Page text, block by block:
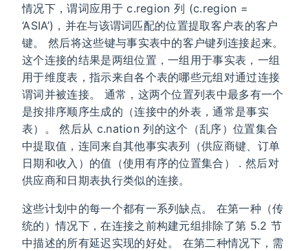
情况下，谓词应用于 c.region 列 (c.region =
‘ASIA’)，并在与该谓词匹配的位置提取客户表的客户
键。 然后将这些键与事实表中的客户键列连接起来。
这个连接的结果是两组位置，一组用于事实表，一组
用于维度表，指示来自各个表的哪些元组对通过连接
谓词并被连接。 通常，这两个位置列表中最多有一个
是按排序顺序生成的（连接中的外表，通常是事实
表）。 然后从 c.nation 列的这个（乱序）位置集合
中提取值，连同来自其他事实表列（供应商键、订单
日期和收入）的值（使用有序的位置集合） . 然后对
供应商和日期表执行类似的连接。
这些计划中的每一个都有一系列缺点。 在第一种（传
统的）情况下，在连接之前构建元组排除了第 5.2 节
中描述的所有延迟实现的好处。 在第二种情况下，需